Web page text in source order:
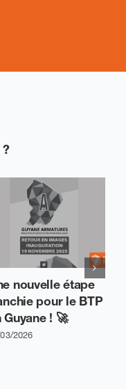
?
nouvelle étape
pour le BTP
Guyane ! 🚀
2026